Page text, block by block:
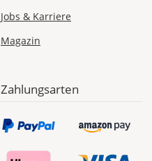
Jobs & Karriere
Magazin
Zahlungsarten